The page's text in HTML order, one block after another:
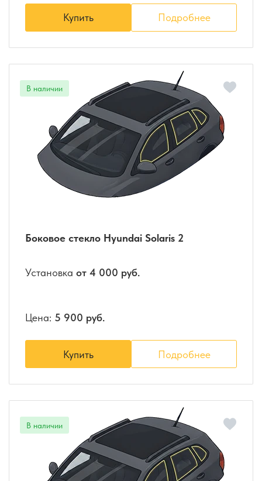
Купить Подробнее
Боковое стекло Hyundai Solaris 2
Установка от 4 000 руб.
Цена: 5 900 руб.
Купить Подробнее